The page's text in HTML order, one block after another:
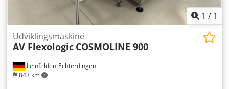
1 / 1
Leinfelden-Echterdingen
843 km
Udviklingsmaskine
AV Flexologic COSMOLINE 900